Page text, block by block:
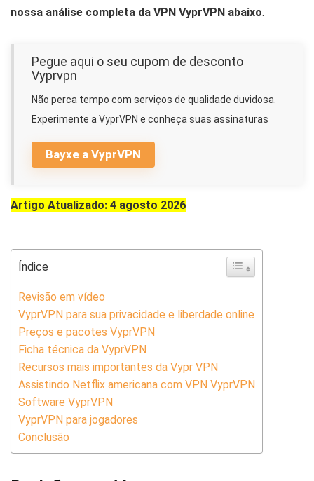
nossa análise completa da VPN VyprVPN abaixo.
Bayxe a VyprVPN
Pegue aqui o seu cupom de desconto
Vyprvpn
Não perca tempo com serviços de qualidade duvidosa.
Experimente a VyprVPN e conheça suas assinaturas
Artigo Atualizado: 4 agosto 2026
Índice
Revisão em vídeo
VyprVPN para sua privacidade e liberdade online
Preços e pacotes VyprVPN
Ficha técnica da VyprVPN
Recursos mais importantes da Vypr VPN
Assistindo Netflix americana com VPN VyprVPN
Software VyprVPN
VyprVPN para jogadores
Conclusão